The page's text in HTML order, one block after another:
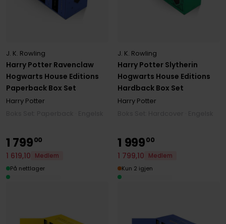
Harry Potter Ravenclaw
Hogwarts House Editions
Paperback Box Set
J. K. Rowling
Harry Potter
Harry Potter Slytherin
Hogwarts House Editions
Hardback Box Set
J. K. Rowling
Harry Potter
1 79900
1 619,10
Medlem
På nettlager
1 99900
1 799,10
Medlem
Kun 2 igjen